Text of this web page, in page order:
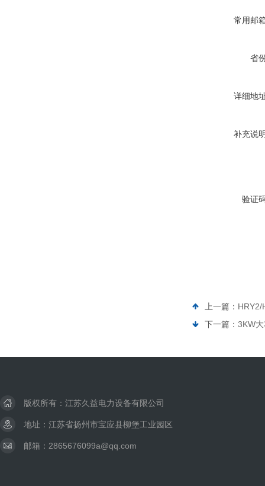
常用邮
省
详细地
补充说
验证
上一篇： HRY2/
下一篇： 3KW
版权所有：江苏久益电力设备有限公司
地址：江苏省扬州市宝应县柳堡工业园区
邮箱：2865676099a@qq.com